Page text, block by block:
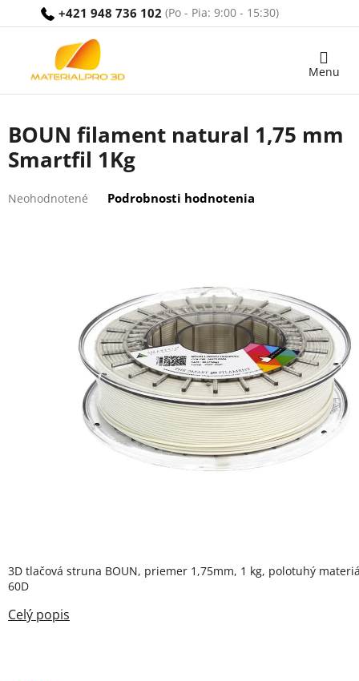
+421 948 736 102
Nákupný
BOUN filament natural 1,75 mm
Smartfil 1Kg
hodnotenie
Neohodnotené Podrobnosti hodnotenia
3D tlačová struna BOUN, priemer 1,75mm, 1 kg, polotuhý
60D